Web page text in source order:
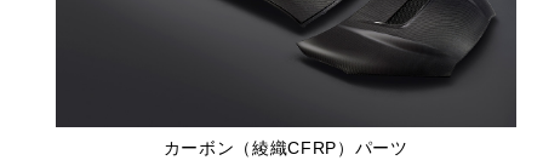
カーボン（綾織CFRP）パーツ